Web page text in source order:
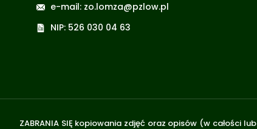
e-mail: zo.lomza@pzlow.pl
NIP: 526 030 04 63
ZABRANIA SIĘ kopiowania zdjęć oraz opisów (w całości